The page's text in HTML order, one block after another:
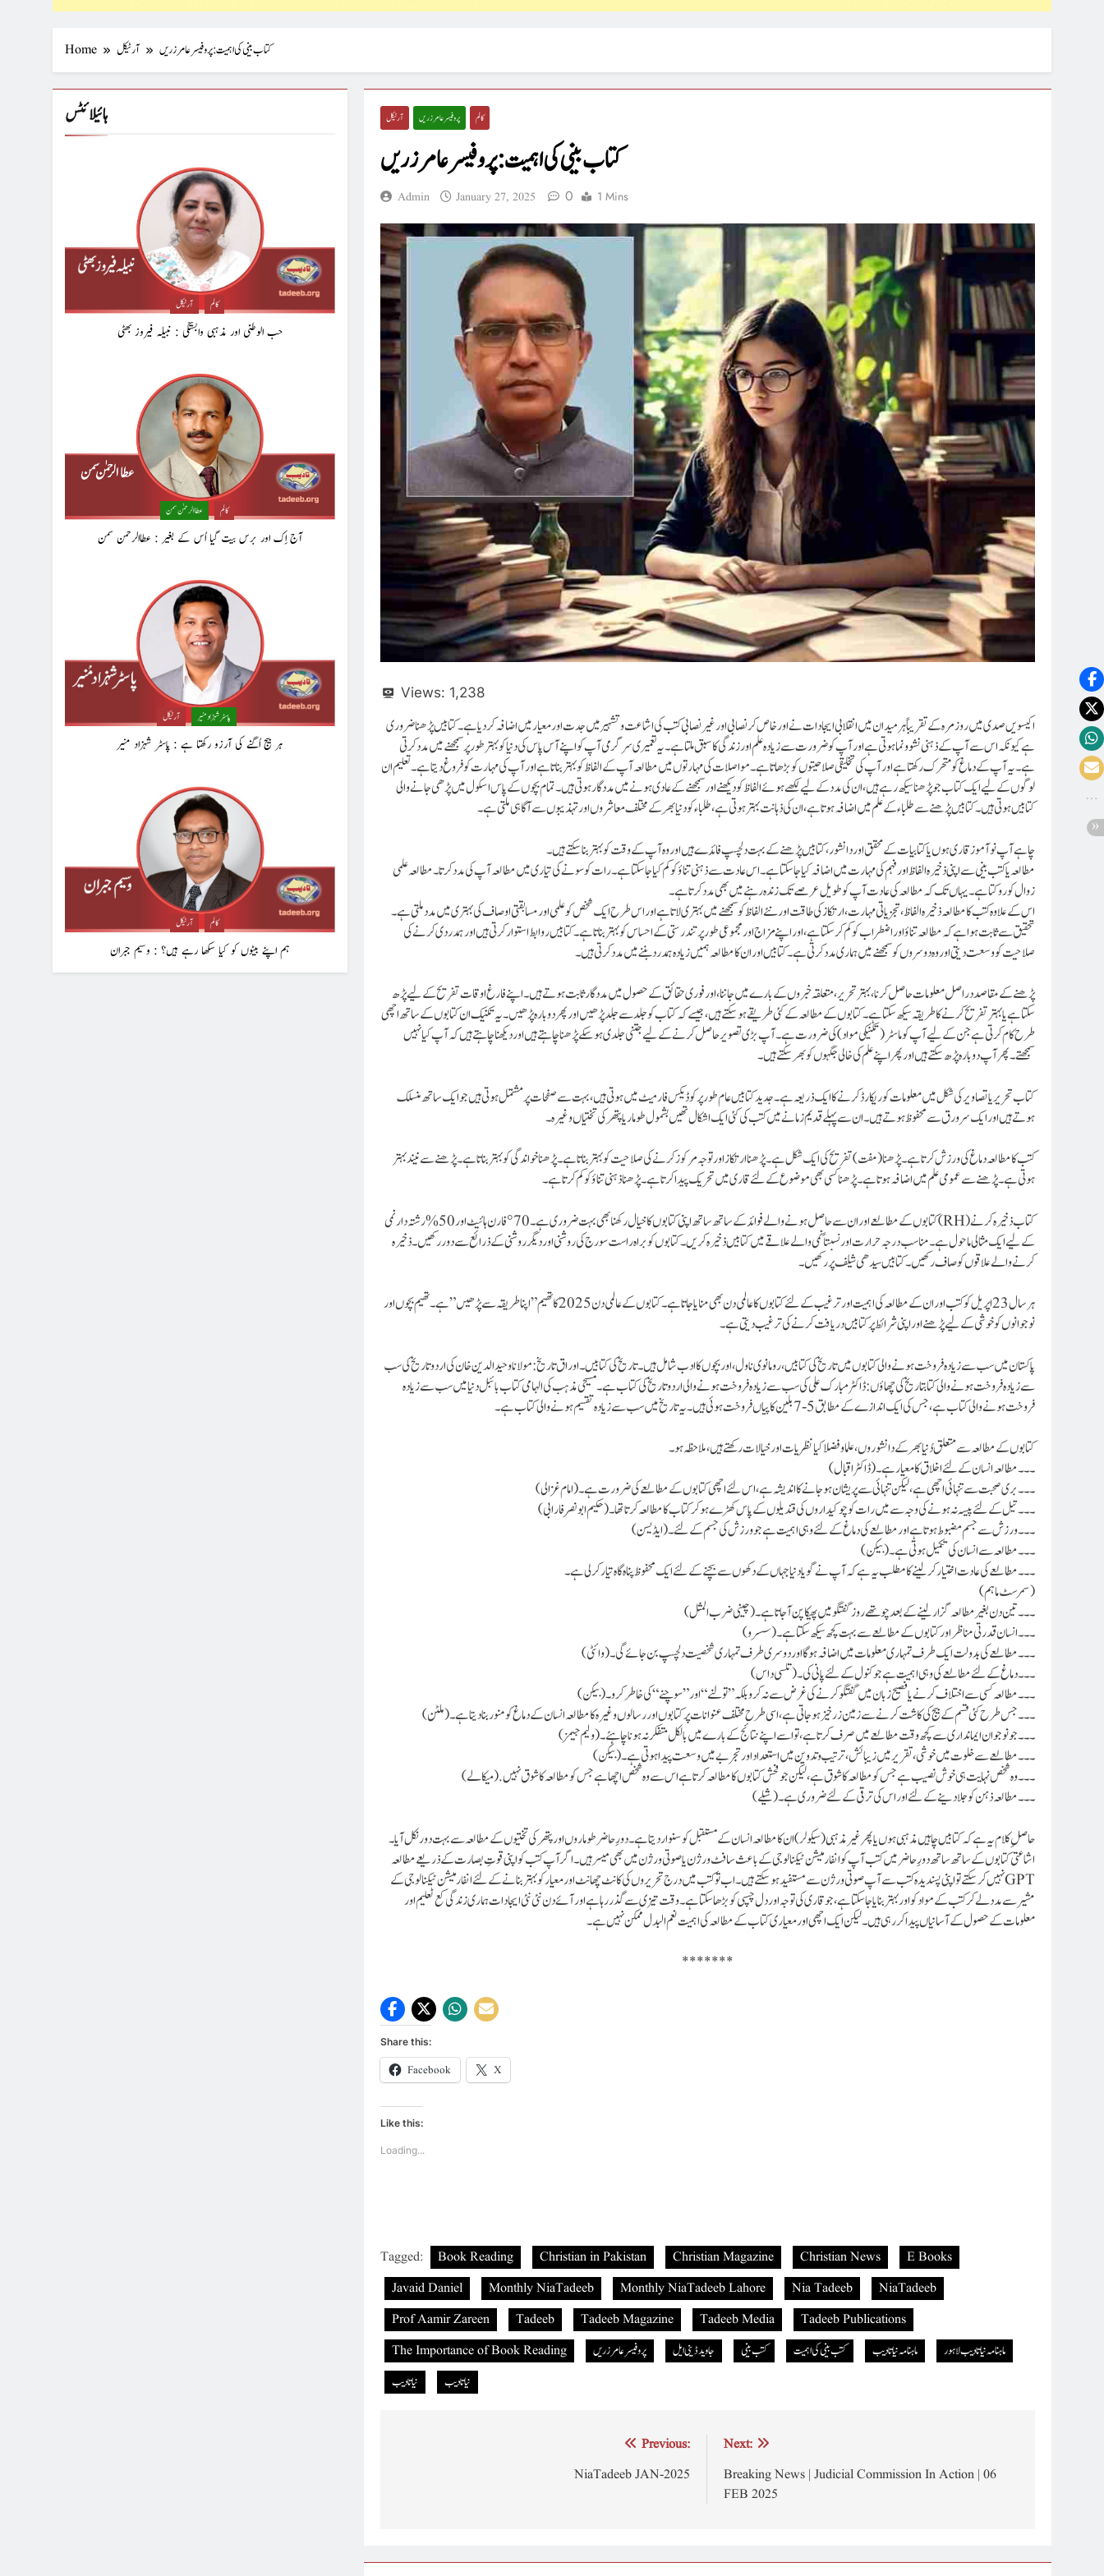
Home آرٹیکل کتاب بینی کی اہمیت : پروفیسر عامر زریں
ہائیلائٹس
آرٹیکل کالم
حب الوطنی اور مذہبی وابستگی : نبیلہ فیروز بھٹی
عطا الرحمٰن سمن کالم
آج اِک اور برس بیت گیا اُس کے بغیر : عطاالرحمن سمن
آرٹیکل پاسٹر شہزاد منیر
ہر بیج اُگنے کی آرزو رکھتا ہے : پاسٹر شہزاد منیر
آرٹیکل کالم
ہم اپنے بیٹوں کو کیا سکھا رہے ہیں؟ : وسیم جبران
آرٹیکل پروفیسر عامر زریں کالم
کتاب بینی کی اہمیت : پروفیسر عامر زریں
Admin January 27, 2025 0 1 Mins
Views: 1,238
اکیسویں صدی میں روزمرہ کے تقریبا ً ہر میدان میں انقلابی ایجادات نے اور خاص کر نصابی اور غیر نصابی کتب کی اشاعت و تشہیر میں جدت اور معیارمیں اضافہ کردیا ہے۔ کتابیں پڑھنا ضروری
ہے کیونکہ اس سے آپ کے ذہنی نشوونما ہوتی ہے اور آپ کو ضرورت سے زیادہ علم اور زندگی کا سبق ملتا ہے۔ یہ تعمیری سرگرمی آپ کو اپنے آس پاس کی دنیا کو بہتر طور پر سمجھنے میں مدد کرتی
ہے۔ یہ آپ کے دماغ کو متحرک رکھتا ہے اور آپ کی تخلیقی صلاحیتوں کو بڑھاتا ہے۔ مواصلات کی مہارتوں میں مطالعہ آپ کے الفاظ کو بہتر بناتا ہے اور آپ کی مہارت کو فروغ دیتا ہے۔ تعلیم ان
لوگوں کے لیے ایک کتاب جو پڑھنا سیکھ رہے ہیں، ان کی مدد کے لیے لکھے ہوئے الفاظ کو دیکھنے اور سمجھنے کے عادی ہونے میں مدد گار ہوتی ہیں۔ تمام بچوں کے پاس اسکول میں پڑھی جانے والی
کتابیں ہوتی ہیں۔کتابیں پڑھنے سے طلباء کے علم میں اضافہ ہوتا ہے، ان کی ذہانت بہتر ہوتی ہے، طلباء کو دنیا بھر کے مختلف معاشروں اور تہذیبوں سے آگاہی ملتی ہے۔
چاہے آپ نوآموز قاری ہوں یا کتابیات کے محقق اور دانشور، کتابیں پڑھنے کے بہت دلچسپ فائدے ہیں اور وہ آپ کے وقت کو بہتر بنا سکتے ہیں۔
مطالعہ یا کتب بینی سے اپنی ذخیرہ الفاظ اور فہم کی مہارت میں اضافہ کیا جا سکتا ہے۔ اس عادت سے ذہنی تناؤ کو کم کیا جاسکتا ہے۔رات کو سونے کی تیاری میں مطالعہ آپ کی مدد کرتا۔ مطالعہ علمی
زوال کو روکتا ہے۔یہاں تک کہ مطالعہ کی عادت آپ کو طویل عرصے تک زندہ رہنے میں بھی مدد کرتا ہے۔
اس کے علاوہ کتب کا مطالعہ ذخیرہ الفاظ، تجزیاتی مہارت، ارتکاز کی طاقت اور نئے الفاظ کو سمجھنے میں بہتری لاتا ہے اور اس طرح ایک شخص کو علمی اور مسابقتی اوصاف کی بہتری میں مدد ملتی ہے۔
تحقیق سے ثابت ہوا ہے کہ مطالعہ تناؤ اور اضطراب کو کم کر سکتا ہے، اور اپنے مزاج اور مجموعی طور پر تندرستی کے احساس کو بہتر بناتا ہے۔کتابیں روابط استوار کرتی ہیں اور ہمدردی کرنے کی
صلاحیت کو وسعت دیتی اور وہ دوسروں کو سمجھنے میں ہماری مدد کرتی ہے۔ کتابیں اور ان کا مطالعہ ہمیں زیادہ ہمدرد بننے میں مدد کرتی ہیں۔
پڑھنے کے مقاصد دراصل معلومات حاصل کرنا، بہتر تحریر، متعلقہ خبروں کے بارے میں جاننا، اور فوری حقائق کے حصول میں مدد گار ثابت ہوتے ہیں۔ اپنے فارغ اوقات تفریح کے لیے پڑھ
سکتا ہے یا بہتر تفریح کرنے کا طریقہ سیکھ سکتا ہے۔کتابوں کے مطالعہ کے کئی طریقے ہو سکتے ہیں، جیسے کہ کتاب کو جلد سے جلد پڑھیں اور پھر دوبارہ پڑھیں۔ یہ تکنیک ان کتابوں کے ساتھ اچھی
طرح کام کرتی ہے جن کے لیے آپ کو ماسٹر (تکنیکی مواد) کی ضرورت ہے۔ آپ بڑی تصویر حاصل کرنے کے لیے جتنی جلدی ہو سکے پڑھنا چاہتے ہیں اور دیکھنا چاہتے ہیں کہ آپ کیا نہیں
سمجھتے۔ پھر آپ دوبارہ پڑھ سکتے ہیں اور پھر اپنے علم کی خالی جگہوں کو بھر سکتے ہیں۔
کتاب تحریر یا تصاویر کی شکل میں معلومات کو ریکارڈ کرنے کا ایک ذریعہ ہے۔ جدید کتابیں عام طور پر کوڈیکس فارمیٹ میں ہوتی ہیں، بہت سے صفحات پر مشتمل ہوتی ہیں جو ایک ساتھ منسلک
ہوتے ہیں اور ایک سرورق سے محفوظ ہوتے ہیں۔ ان سے پہلے قدیم زمانے میں کتب کی کئی ایک اشکا ل تھیں بشمول طومار یا پتھر کی تختیاں وغیرہ۔
کتب کا مطالعہ دماغ کی ورزش کرتا ہے۔پڑھنا (مفت) تفریح کی ایک شکل ہے۔پڑھنا ارتکاز اور توجہ مرکوز کرنے کی صلاحیت کو بہتر بناتا ہے۔پڑھنا خواندگی کو بہتر بناتا ہے۔پڑھنے سے نیند بہتر
ہوتی ہے۔پڑھنے سے عمومی علم میں اضافہ ہوتا ہے۔پڑھنا کسی بھی موضوع کے لئے قاری میں تحریک پیدا کرتا ہے۔پڑھنا ذہنی تناؤ کو کم کرتا ہے۔
کتابوں کے مطالعے اور ان سے حاصل ہونے والے فوائد کے ساتھ ساتھ اپنی کتابوں کا خیال رکھنا بھی بہت ضروری ہے۔ 70° فارن ہائیٹ اور 50% رشتہ دار نمی (RH) کتاب ذخیرہ کرنے
کے لیے ایک مثالی ماحول ہے۔مناسب درجہ حرارت اور نسبتاً نمی والے علاقے میں کتابیں ذخیرہ کریں۔کتابوں کو براہ راست سورج کی روشنی اور دیگر روشنی کے ذرائع سے دور رکھیں۔ذخیرہ
کرنے والے علاقوں کو صاف رکھیں۔کتابیں سیدھی شیلف پر رکھیں۔
ہر سال 23 اپریل کو کتب اور ان کے مطالعہ کی اہمیت اور ترغیب کے لئے کتابوں کا عالمی دن بھی منایا جاتا ہے۔ کتابوں کے عالمی دن 2025 کا تھیم ”اپنا طریقہ سے پڑھیں ” ہے۔ تھیم بچوں اور
نوجوانوں کو خوشی کے لیے پڑھنے اور اپنی شرائط پر کتابیں دریافت کرنے کی ترغیب دیتی ہے۔
پاکستان میں سب سے زیادہ فروخت ہونے والی کتابوں میں تاریخ کی کتابیں، رومانوی ناول، اور بچوں کا ادب شامل ہیں۔ تاریخ کی کتابیں۔اوراق تاریخ: مولانا وحید الدین خان کی اردو تاریخ کی سب
سے زیادہ فروخت ہونے والی کتابتاریخ کی چھاؤں: ڈاکٹر مبارک علی کی سب سے زیادہ فروخت ہونے والی اردو تاریخ کی کتاب ہے۔ مسیحی مذہب کی الہامی کتاب بائبل دنیا میں سب سے زیادہ
فروخت ہونے والی کتاب ہے، جس کی ایک اندازے کے مطابق 5-7 بلین کاپیاں فروخت ہوئی ہیں۔ یہ تاریخ میں سب سے زیادہ تقسیم ہونے والی کتاب ہے۔
کتابوں کے مطالعہ سے متعلق دُنیا بھر کے دانشوروں، علما و فضلا کیا نظریات اور خیالات رکھتے ہیں، ملاحظہ ہو۔
۔۔۔مطالعہ انسان کے لئے اخلاق کا معیار ہے۔ (ڈاکٹر اقبال)
۔۔۔ بری صحبت سے تنہائی اچھی ہے، لیکن تنہائی سے پریشان ہو جانے کا اندیشہ ہے، اس لئے اچھی کتابوں کے مطالعے کی ضرورت ہے۔ (امام غزالی)
۔۔۔ تیل کے لئے پیسہ نہ ہونے کی وجہ سے میں رات کو چوکیداروں کی قندیلوں کے پاس کھڑے ہوکر کتاب کا مطالعہ کرتا تھا۔ (حکیم ابو نصر فارابی)
۔۔۔ورزش سے جسم مضبوط ہوتا ہے اور مطالعے کی دماغ کے لئے وہی اہمیت ہے جو ورزش کی جسم کے لئے۔ (ایڈیسن)
۔۔۔ مطالعہ سے انسان کی تکمیل ہوتی ہے۔ (بیکن)
۔۔۔مطالعے کی عادت اختیار کر لینے کا مطلب یہ ہے کہ آپ نے گویا دنیا جہاں کے دکھوں سے بچنے کے لئے ایک محفوظ پناہ گاہ تیار کرلی ہے۔
(سمر سٹ ماہم)
۔۔۔ تین دن بغیر مطالعہ گزار لینے کے بعد چوتھے روز گفتگو میں پھیکا پن آجاتا ہے۔(چینی ضرب المثل)
۔۔۔انسان قدرتی مناظر اور کتابوں کے مطالعے سے بہت کچھ سیکھ سکتا ہے۔ (سسرو)
۔۔۔مطالعے کی بدولت ایک طرف تمہاری معلومات میں اضافہ ہوگا اوردوسری طرف تمہاری شخصیت دلچسپ بن جائے گی۔ (وائٹی)
۔۔۔دماغ کے لئے مطالعے کی وہی اہمیت ہے جو کنول کے لئے پانی کی۔ (تلسی داس)
۔۔۔مطالعہ کسی سے اختلاف کرنے یا فصیح زبان میں گفتگو کرنے کی غرض سے نہ کرو بلکہ ”تولنے“ اور ”سوچنے“ کی خاطر کرو۔ (بیکن)
۔۔۔جس طرح کئی قسم کے بیج کی کاشت کرنے سے زمین زرخیز ہو جاتی ہے، اسی طرح مختلف عنوانات پر کتابوں اور رسالوں وغیرہ کا مطالعہ انسان کے دماغ کو منور بنادیتا ہے۔ (ملٹن)
۔۔۔ جو نوجوان ایمانداری سے کچھ وقت مطالعے میں صرف کرتا ہے، تو اسے اپنے نتائج کے بارے میں بالکل متفکر نہ ہونا چاہئے۔ (ولیم جیمز)
۔۔۔ مطالعے سے خلوت میں خوشی، تقریر میں زیبائش، ترتیب وتدوین میں استعداد اور تجربے میں وسعت پیدا ہوتی ہے۔ (بیکن)
۔۔۔وہ شخص نہایت ہی خوش نصیب ہے جس کو مطالعہ کا شوق ہے، لیکن جو فحش کتابوں کا مطالعہ کرتا ہے اس سے وہ شخص اچھا ہے جس کو مطالعہ کا شوق نہیں. (میکالے)
۔۔۔مطالعہ ذہن کو جلا دینے کے لئے اوراس کی ترقی کے لئے ضروری ہے۔ (شیلے)
حاصلِ کلام یہ ہے کہ کتابیں چاہیں مذہبی ہوں یا پھر غیر مذہبی (سیکولر) ان کا مطالعہ انسان کے مستقبل کو سنوار دیتا ہے۔دورِ حاضر طوماروں اور پتھر کی تختیوں کے مطالعہ سے بہت دور نکل آیا۔
اشاعتی کتابوں کے ساتھ ساتھ دورِ حاضر میں کتب آپ کو انفارمیشن ٹیکنالوجی کے باعث سافٹ ورژن یا صوتی ورژن میں بھی میسر ہیں۔ اگر آپ کتب کو اپنی قوتِ بصارت کے ذریعے مطالعہ
نہیں کر سکتے تو اپنی پسندیدہ کتب سے آپ صوتی ورژن سے مستفید ہو سکتے ہیں۔ اب تو کتب میں درج تحریروں کی کانٹ چھانٹ اور معیار کو بہتر بنانے کے لئے انفارمیشن ٹیکنالوجی کے GPT
مشیر سے مدد لے کر کتب کے مواد کو اور بہتر بنایا جاسکتا ہے، جو قاری کی توجہ اور دل چسپی کو بڑھا سکتا ہے۔ وقت تیزی سے گذر رہا ہے اور آئے دن نئی نئی ایجادات ہماری زندگی کع ٹعلیم اور
معلومات کے حصول کے آسانیاں پیدا کررہی ہیں۔ لیکن ایک اچھی اور معیاری کتاب کے مطالعہ کی اہمیت نعم البدل ممکن نہیں ہے۔
*******
Share this:
Facebook X
Like this:
Loading...
Tagged: Book Reading Christian in Pakistan Christian Magazine Christian News
E Books
Javaid Daniel
Monthly NiaTadeeb Monthly NiaTadeeb Lahore Nia Tadeeb
NiaTadeeb
Prof Aamir Zareen
Tadeeb Tadeeb Magazine Tadeeb Media
Tadeeb Publications
The Importance of Book Reading
پروفیسر عامر زریں جاوید ڈینی ایل کتب بینی کتب بینی کی اہمیت ماہنامہ نیاتادیب
ماہنامہ نیاتادیب لاہور
نیا تادیب
نیاتادیب
Previous:
NiaTadeeb JAN-2025
Next:
Breaking News | Judicial Commission In Action | 06
FEB 2025